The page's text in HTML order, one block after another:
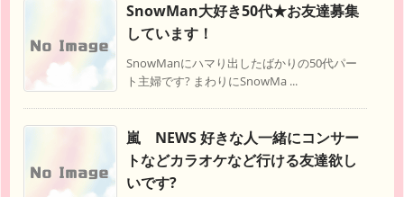
SnowMan大好き50代★お友達募集
しています！
SnowManにハマり出したばかりの50代パー
ト主婦です? まわりにSnowMa ...
嵐 NEWS 好きな人一緒にコンサー
トなどカラオケなど行ける友達欲し
いです?